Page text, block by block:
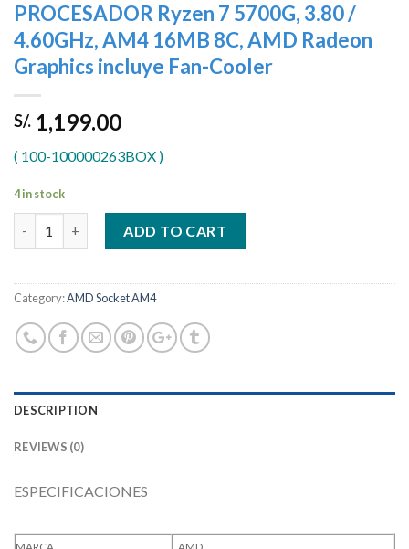
PROCESADOR Ryzen 7 5700G, 3.80 /
4.60GHz, AM4 16MB 8C, AMD Radeon
Graphics incluye Fan-Cooler
S/. 1,199.00
( 100-100000263BOX )
4 in stock
ADD TO CART
Category:AMD Socket AM4
DESCRIPTION
REVIEWS (0)
ESPECIFICACIONES